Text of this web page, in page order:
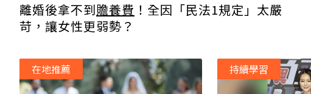
離婚後拿不到贍養費 ！全因「民法1規定」太嚴
苛，讓女性更弱勢？
在地推薦 持續學習